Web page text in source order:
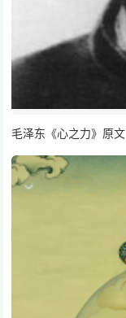
毛泽东《心之力》原文